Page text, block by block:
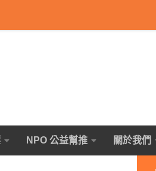
NPO 公益幫推 關於我們